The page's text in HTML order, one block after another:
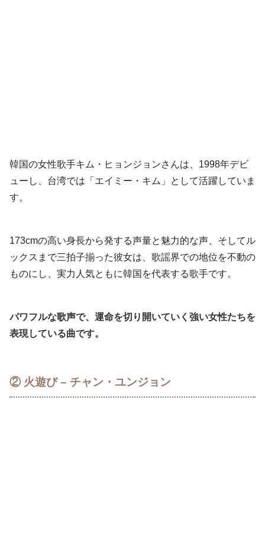
韓国の女性歌手キム・ヒョンジョンさんは、1998年デビ
ューし、台湾では「エイミー・キム」として活躍していま
す。
173cmの高い身長から発する声量と魅力的な声、そしてル
ックスまで三拍子揃った彼女は、歌謡界での地位を不動の
ものにし、実力人気ともに韓国を代表する歌手です。
パワフルな歌声で、運命を切り開いていく強い女性たちを
表現している曲です。
② 火遊び – チャン・ユンジョン